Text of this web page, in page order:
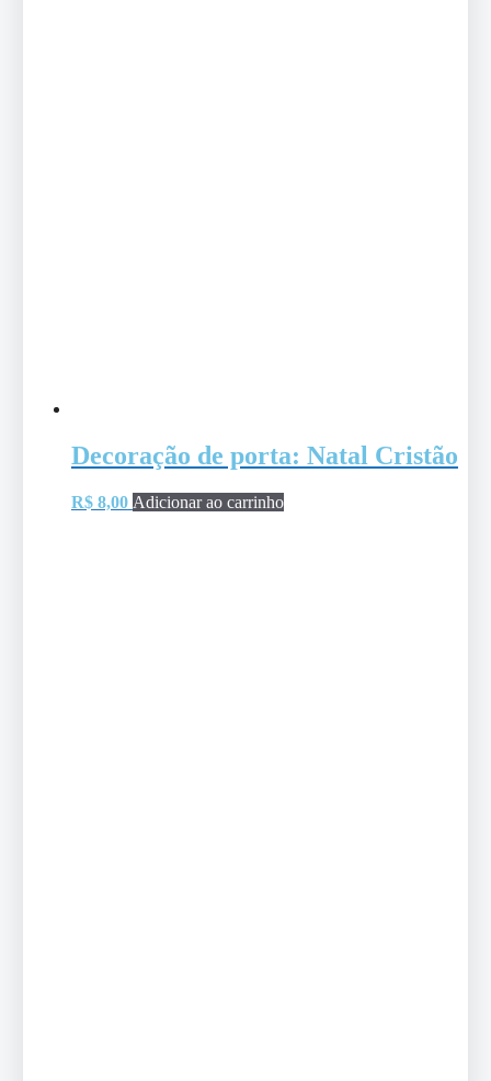
Decoração de porta: Natal Cristão
R$8,00 Adicionar ao carrinho